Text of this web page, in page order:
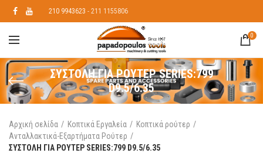
210 9943623 - 211 1155806
0
ΣΥΣΤΟΛΗ ΓΙΑ ΡΟΥΤΕΡ SERIES:799
D9.5/6.35
Αρχική σελίδα Κοπτικά Εργαλεία
Κοπτικά ρούτερ
Ανταλλακτικά-Εξαρτήματα Ρούτερ
ΣΥΣΤΟΛΗ ΓΙΑ ΡΟΥΤΕΡ SERIES:799 D9.5/6.35